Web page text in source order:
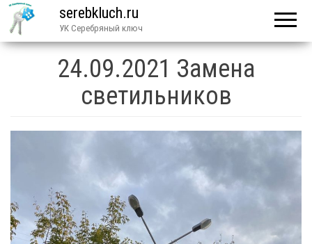
serebkluch.ru
УК Серебряный ключ
24.09.2021 Замена
светильников